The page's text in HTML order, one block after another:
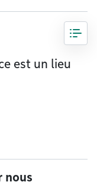
est un lieu
nous